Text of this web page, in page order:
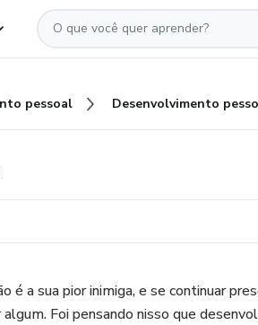
pessoal Desenvolvimento
é a sua pior inimiga, e se continuar
algum. Foi pensando nisso que